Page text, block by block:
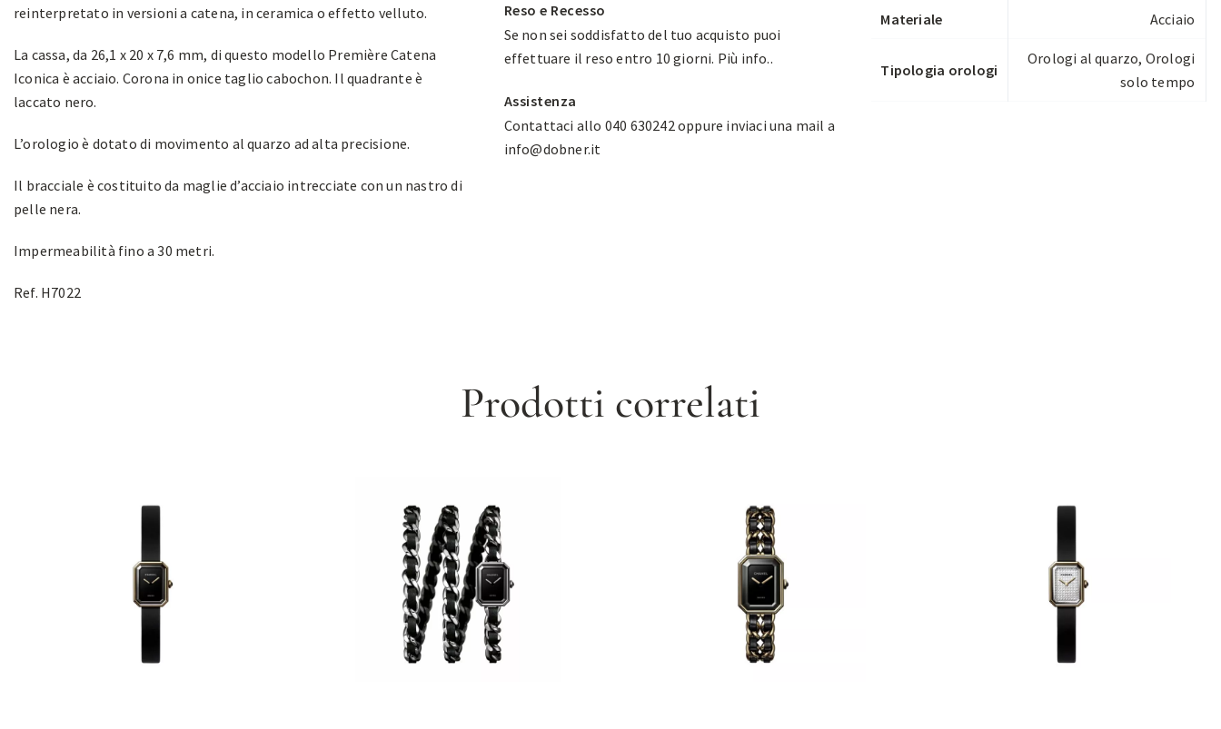
reinterpretato in versioni a catena, in ceramica o effetto velluto.
La cassa, da 26,1 x 20 x 7,6 mm, di questo modello Première Catena
Iconica è acciaio. Corona in onice taglio cabochon. Il quadrante è
laccato nero.
L’orologio è dotato di movimento al quarzo ad alta precisione.
Il bracciale è costituito da maglie d’acciaio intrecciate con un nastro di
pelle nera.
Impermeabilità fino a 30 metri.
Ref. H7022
Reso e Recesso
Se non sei soddisfatto del tuo acquisto puoi
effettuare il reso entro 10 giorni. Più info..
Assistenza
Contattaci allo 040 630242 oppure inviaci una mail a
info@dobner.it
Materiale Acciaio
Tipologia orologi
Orologi al quarzo, Orologi
solo tempo
Prodotti correlati